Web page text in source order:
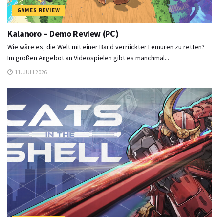
GAMES REVIEW
Kalanoro – Demo Review (PC)
Wie wäre es, die Welt mit einer Band verrückter Lemuren zu retten?
Im großen Angebot an Videospielen gibt es manchmal...
11. JULI 2026